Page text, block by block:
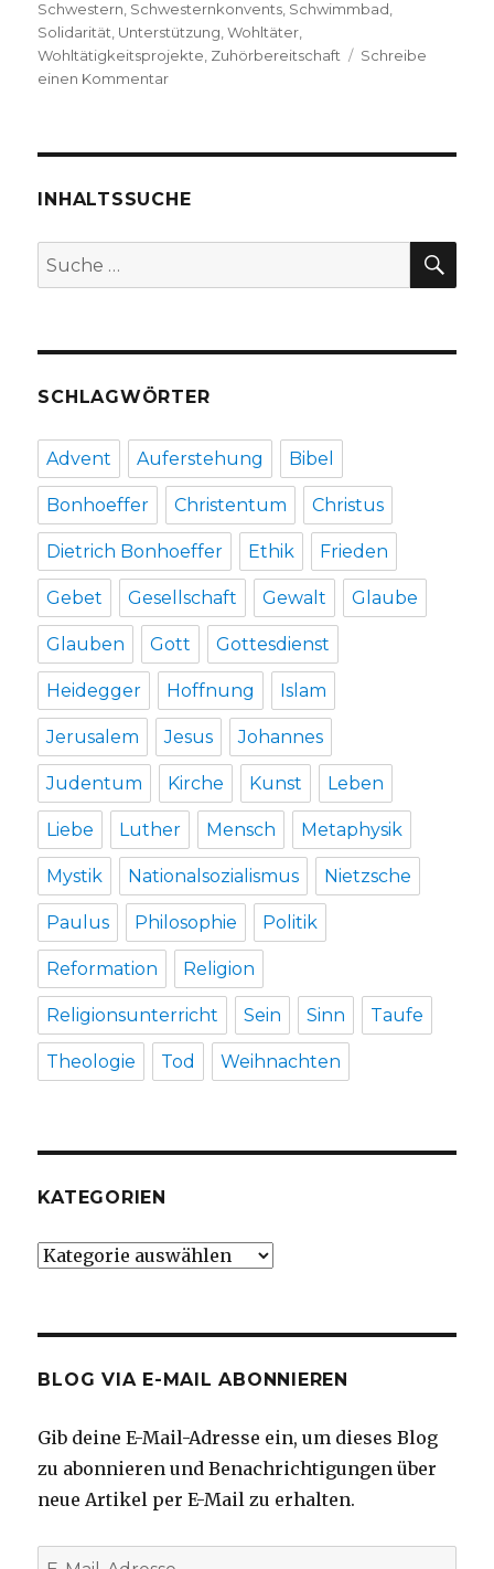
Schwestern Schwesternkonvents Schwimmbad
Solidarität Unterstützung ,Wohltäter
Wohltätigkeitsprojekte Zuhörbereitschaft
Schreibe
einen Kommentarzu
ein
INHALTSSUCHE
Suche
nach:
SCHLAGWÖRTER
Advent Auferstehung Bibel
Bonhoeffer Christentum Christus
Dietrich Bonhoeffer Ethik Frieden
Gebet Gesellschaft Gewalt Glaube
Glauben Gott Gottesdienst
Heidegger Hoffnung Islam
Jerusalem Jesus Johannes
Judentum Kirche Kunst Leben
Liebe Luther Mensch Metaphysik
Mystik Nationalsozialismus Nietzsche
Paulus Philosophie Politik
Reformation Religion
Religionsunterricht Sein Sinn Taufe
Theologie Tod Weihnachten
KATEGORIEN
Kategorien
BLOG VIA E-MAIL ABONNIEREN
Gib deine E-Mail-Adresse ein, um dieses Blog
zu abonnieren und Benachrichtigungen über
neue Artikel per E-Mail zu erhalten.
E-